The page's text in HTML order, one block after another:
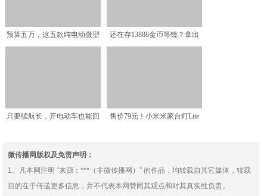
预算五万，这五款纯电动微型
还在存13888金币等镜？拿出
只要续航长，开电动车也能回
售价79元！小米米家台灯Lite
微传播网版权及免责声明：
1、凡本网注明 “来源：***（非微传播网）” 的作品，均转载自其它媒体，转载
目的在于传递更多信息，并不代表本网赞同其观点和对其真实性负责。